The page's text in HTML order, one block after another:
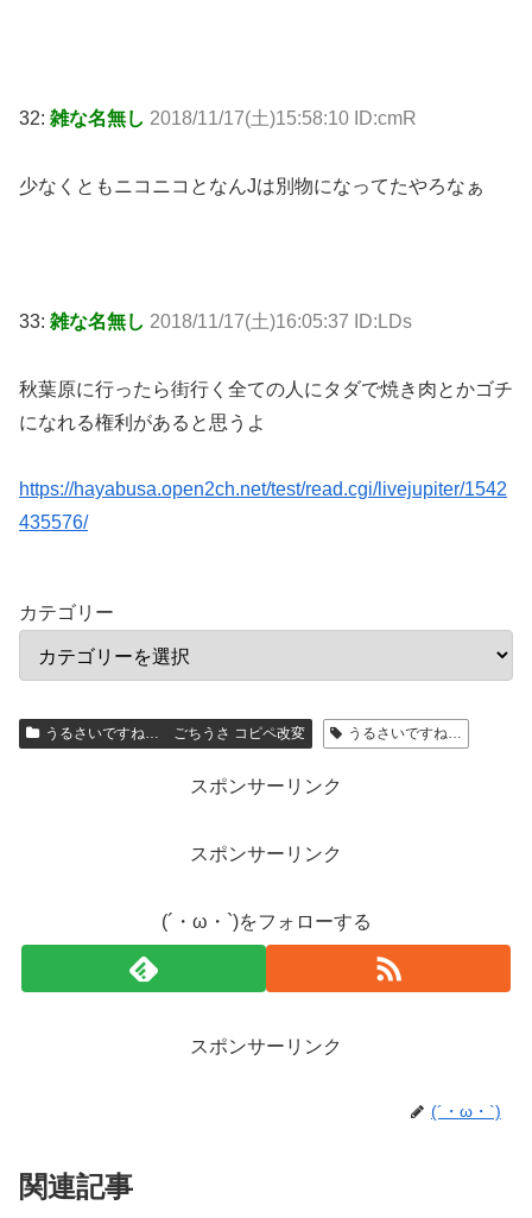
32: 雑な名無し 2018/11/17(土)15:58:10 ID:cmR
少なくともニコニコとなんJは別物になってたやろなぁ
33: 雑な名無し 2018/11/17(土)16:05:37 ID:LDs
秋葉原に行ったら街行く全ての人にタダで焼き肉とかゴチ
になれる権利があると思うよ
https://hayabusa.open2ch.net/test/read.cgi/livejupiter/1542
435576/
カテゴリー
うるさいですね… ごちうさ コピペ改変 うるさいですね…
スポンサーリンク
スポンサーリンク
(´・ω・`)をフォローする
スポンサーリンク
(´・ω・`)
関連記事